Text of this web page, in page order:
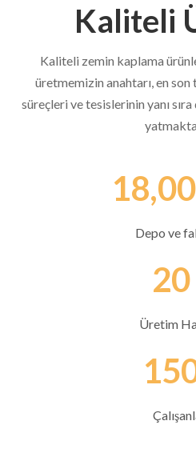
Kaliteli
Kaliteli zemin kaplama
üretmemizin anahtarı, en
süreçleri ve tesislerinin yanı sıra
Depo ve
20
Üretim